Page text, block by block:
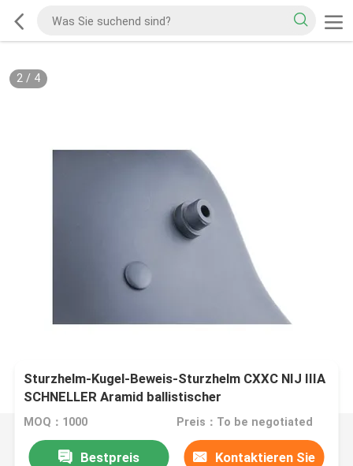
2/ 4
Sturzhelm-Kugel-Beweis-Sturzhelm CXXC NIJ IIIA
SCHNELLER Aramid ballistischer
MOQ：1000 Preis：To be negotiated
Bestpreis Kontaktieren Sie